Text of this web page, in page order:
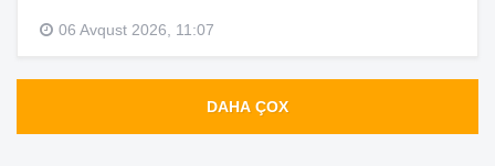
06 Avqust 2026, 11:07
DAHA ÇOX